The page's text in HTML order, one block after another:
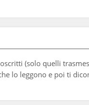
(solo quelli
lo leggono e poi ti